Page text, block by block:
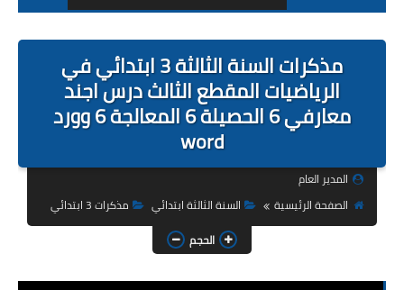
التربية التحضيرية
السنة الاولى ابتدائي
السنة الثانية ابتدائي
السنة الثالثة ابتدائي
السنة الرابعة ابتدائي
السنة الخامسة ابتدائي
مذكرات السنة الثالثة 3 ابتدائي في
الرياضيات المقطع الثالث درس اجند
معارفي 6 الحصيلة 6 المعالجة 6 وورد
word
المدير العام
الصفحة الرئيسية
السنة الثالثة ابتدائي
مذكرات 3 ابتدائي
الحجم